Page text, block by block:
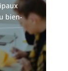
bien-